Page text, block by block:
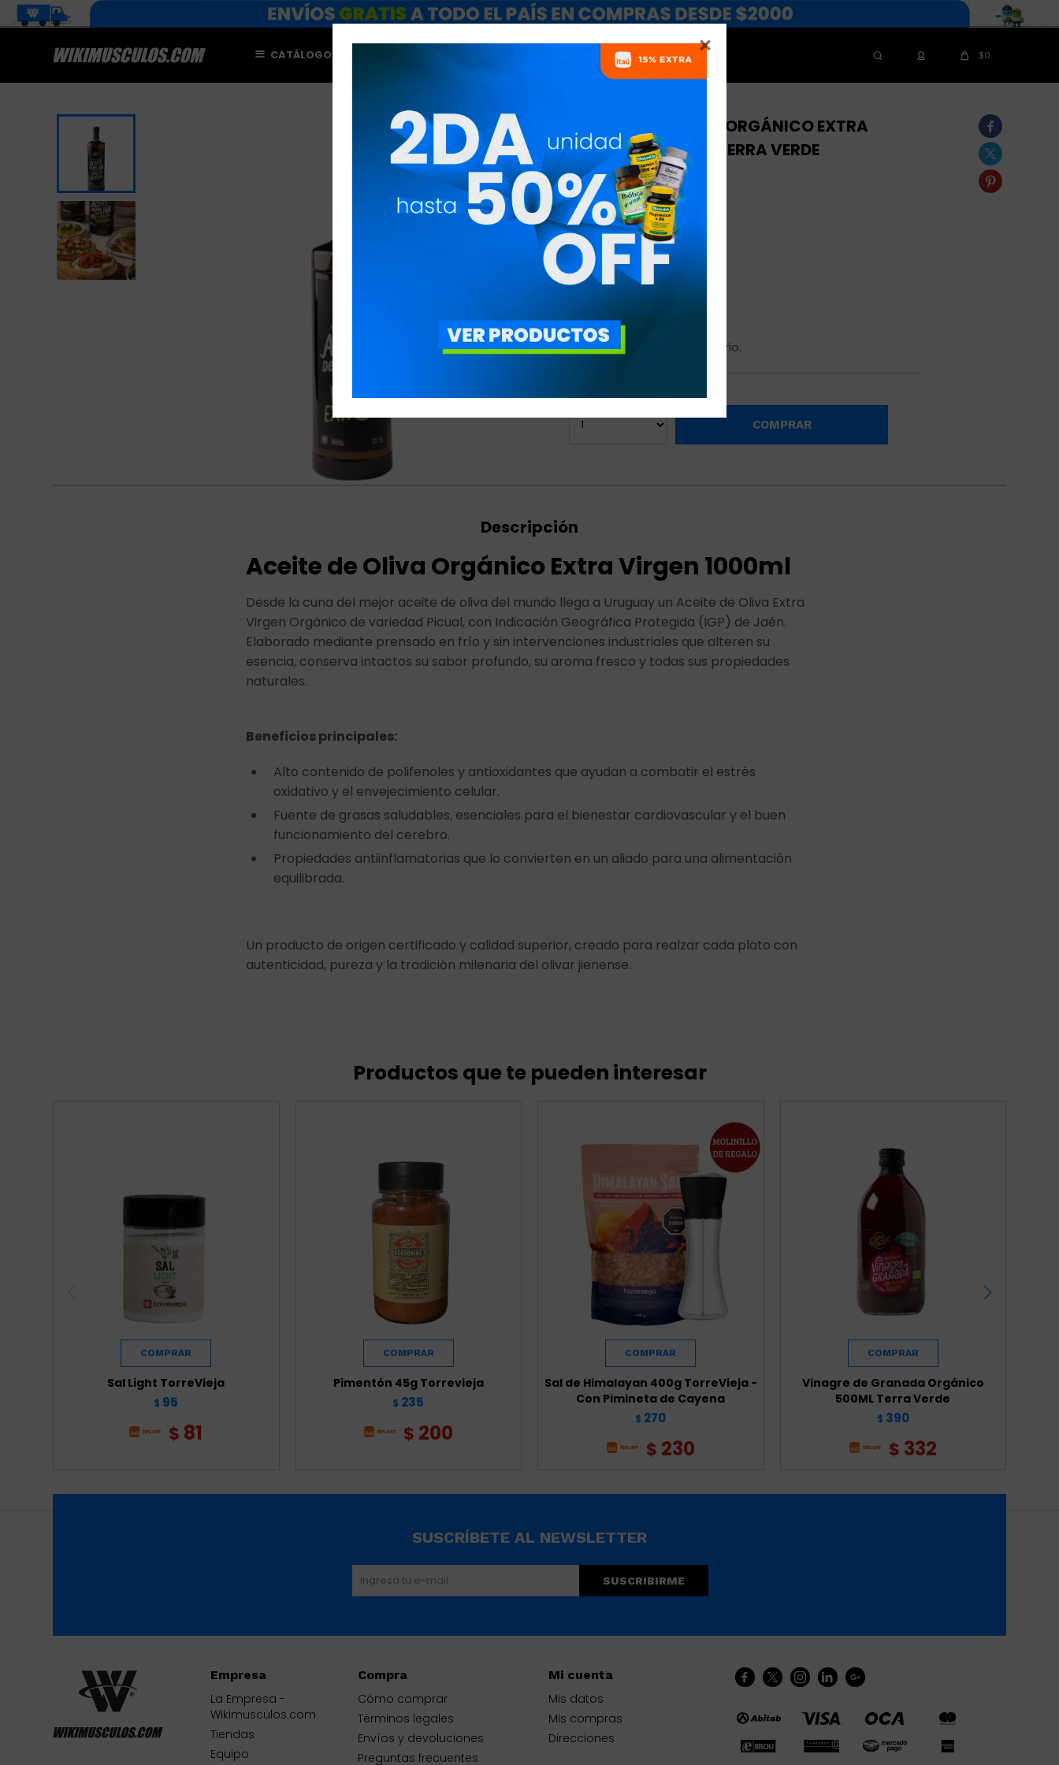

CATÁLOGO NUTRICIONISTAS $0



ACEITE DE OLIVA ORGÁNICO EXTRA
VIRGEN 1000ML TERRA VERDE
TRV7007TRV7007
$1.115
$948
Puro. Orgánico. Extraordinario.
COMPRAR
Descripción
Aceite de Oliva Orgánico Extra Virgen 1000ml
Desde la cuna del mejor aceite de oliva del mundo llega a Uruguay un Aceite de Oliva Extra
Virgen Orgánico de variedad Picual, con Indicación Geográfica Protegida (IGP) de Jaén.
Elaborado mediante prensado en frío y sin intervenciones industriales que alteren su
esencia, conserva intactos su sabor profundo, su aroma fresco y todas sus propiedades
naturales.
Beneficios principales:
Alto contenido de polifenoles y antioxidantes que ayudan a combatir el estrés
oxidativo y el envejecimiento celular.
Fuente de grasas saludables, esenciales para el bienestar cardiovascular y el buen
funcionamiento del cerebro.
Propiedades antiinflamatorias que lo convierten en un aliado para una alimentación
equilibrada.
Un producto de origen certificado y calidad superior, creado para realzar cada plato con
autenticidad, pureza y la tradición milenaria del olivar jienense.
Productos que te pueden interesar
Sal Light TorreVieja
$ 95
$ 81
Pimentón 45g Torrevieja
$ 235
$ 200
Sal de Himalayan 400g TorreVieja -
Con Pimineta de Cayena
$ 270
$ 230
Vinagre de Granada Orgánico
500ML Terra Verde
$ 390
$ 332
    
Empresa
La Empresa -
Wikimusculos.com
Tiendas
Equipo
Compra
Cómo comprar
Términos legales
Envíos y devoluciones
Preguntas frecuentes
Mi cuenta
Mis datos
Mis compras
Direcciones
SUSCRÍBETE AL NEWSLETTER
SUSCRIBIRME